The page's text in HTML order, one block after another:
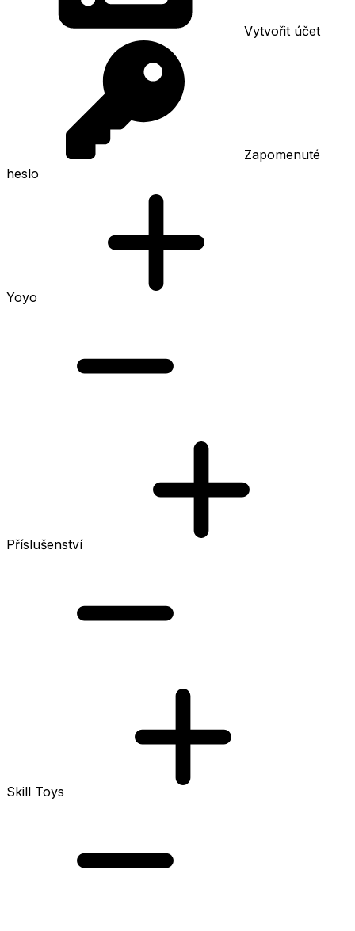
Vytvořit účet
Zapomenuté
heslo
Yoyo
Příslušenství
Skill Toys